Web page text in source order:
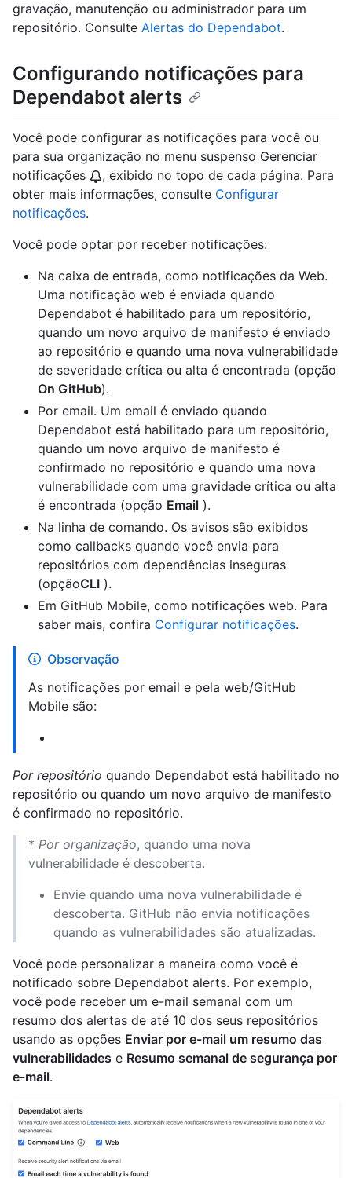
gravação, manutenção ou administrador para um
repositório. Consulte Alertas do Dependabot.
Configurando notificações para
Dependabot alerts
Você pode configurar as notificações para você ou
para sua organização no menu suspenso Gerenciar
notificações
, exibido no topo de cada página. Para
obter mais informações, consulte Configurar
notificações.
Você pode optar por receber notificações:
Na caixa de entrada, como notificações da Web.
Uma notificação web é enviada quando
Dependabot é habilitado para um repositório,
quando um novo arquivo de manifesto é enviado
ao repositório e quando uma nova vulnerabilidade
de severidade crítica ou alta é encontrada (opção
On GitHub).
Por email. Um email é enviado quando
Dependabot está habilitado para um repositório,
quando um novo arquivo de manifesto é
confirmado no repositório e quando uma nova
vulnerabilidade com uma gravidade crítica ou alta
é encontrada (opção Email ).
Na linha de comando. Os avisos são exibidos
como callbacks quando você envia para
repositórios com dependências inseguras
(opçãoCLI ).
Em GitHub Mobile, como notificações web. Para
saber mais, confira Configurar notificações.
Observação
As notificações por email e pela web/GitHub
Mobile são:
Por repositório quando Dependabot está habilitado no
repositório ou quando um novo arquivo de manifesto
é confirmado no repositório.
* Por organização, quando uma nova
vulnerabilidade é descoberta.
Envie quando uma nova vulnerabilidade é
descoberta. GitHub não envia notificações
quando as vulnerabilidades são atualizadas.
Você pode personalizar a maneira como você é
notificado sobre Dependabot alerts. Por exemplo,
você pode receber um e-mail semanal com um
resumo dos alertas de até 10 dos seus repositórios
usando as opções Enviar por e-mail um resumo das
vulnerabilidades e Resumo semanal de segurança por
e-mail.